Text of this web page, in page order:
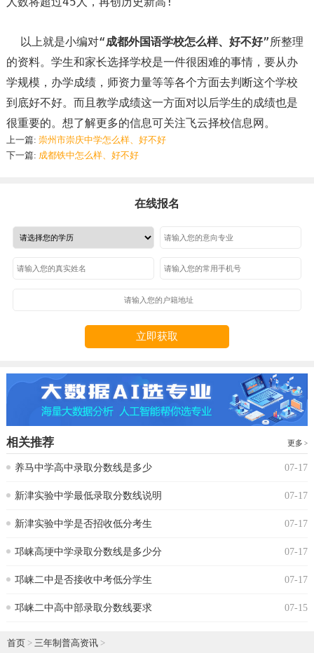
以上就是小编对“成都外国语学校怎么样、好不好”所整理
的资料。学生和家长选择学校是一件很困难的事情，要从办
学规模，办学成绩，师资力量等等各个方面去判断这个学校
到底好不好。而且教学成绩这一方面对以后学生的成绩也是
很重要的。想了解更多的信息可关注飞云择校信息网。
上一篇: 崇州市崇庆中学怎么样、好不好
下一篇: 成都铁中怎么样、好不好
在线报名
立即获取
相关推荐 更多
养马中学高中录取分数线是多少 07-17
新津实验中学最低录取分数线说明 07-17
新津实验中学是否招收低分考生 07-17
邛崃高埂中学录取分数线是多少分 07-17
邛崃二中是否接收中考低分学生 07-17
邛崃二中高中部录取分数线要求 07-15
首页 > 三年制普高资讯 >